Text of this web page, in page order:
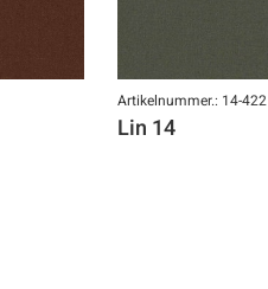
Artikelnummer.: 14-422
Lin 14